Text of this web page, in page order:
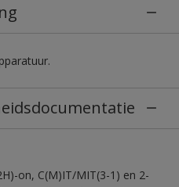
on, C(M)IT/MIT(3-1) en 2-